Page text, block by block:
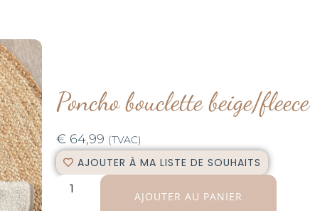
Poncho bouclette beige/fleece
€ 64,99 (TVAC)
AJOUTER À MA LISTE DE SOUHAITS
AJOUTER AU PANIER